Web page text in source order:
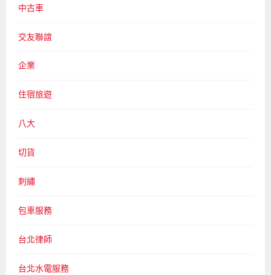
中古車
交友聯誼
企業
住宿旅遊
八大
切貨
刺繡
包車服務
台北律師
台北水電服務